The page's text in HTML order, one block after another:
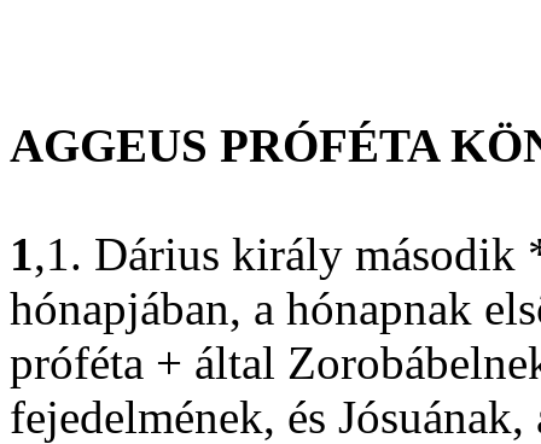
AGGEUS PRÓFÉTA
1,1. Dárius király második
hónapjában, a hónapnak
próféta + által
fejedelmének, és